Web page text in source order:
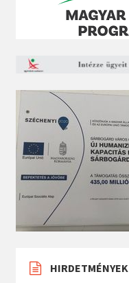
HIRDETMÉNYEK